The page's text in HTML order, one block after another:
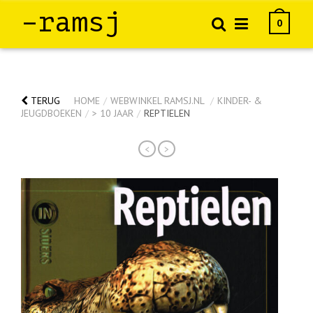
–ramsj 0
TERUG HOME / WEBWINKEL RAMSJ.NL / KINDER- &
JEUGDBOEKEN / > 10 JAAR / REPTIELEN
< >